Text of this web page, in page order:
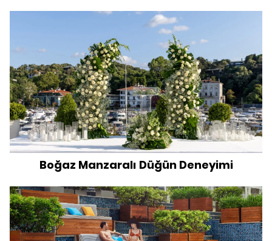
Boğaz Manzaralı Düğün Deneyimi